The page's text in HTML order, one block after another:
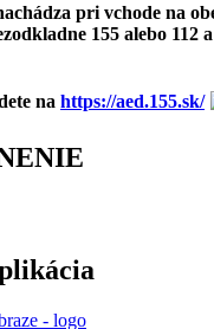
pri vchode na
155 alebo 112
na https://aed.155.sk/